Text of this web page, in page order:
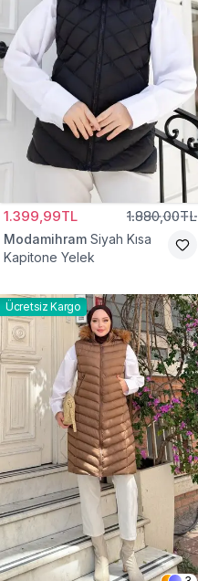
1.399,99TL 1.880,00TL
Modamihram Siyah Kısa
Kapitone Yelek
Ücretsiz Kargo